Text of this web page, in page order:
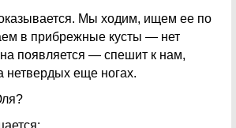
Мы ходим, ищем ее по
в прибрежные кусты — нет
появляется — спешит к нам,
нетвердых еще ногах.